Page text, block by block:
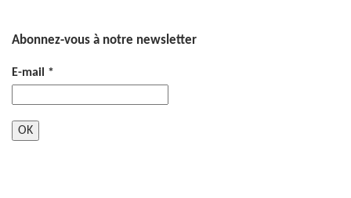
Abonnez-vous à notre newsletter
E-mail *